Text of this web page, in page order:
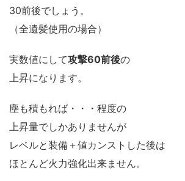
30前後でしょう。
（全遺髪使用の場合）
実数値にして攻撃60前後の
上昇になります。
塵も積もれば・・・程度の
上昇量でしかありませんが
レベルと装備＋値カンストした後は
ほとんど火力強化出来ません。